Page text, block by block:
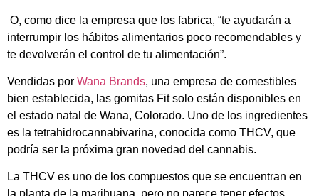
​ O, como dice la empresa que los fabrica, “te ayudarán a
interrumpir los hábitos alimentarios poco recomendables y
te devolverán el control de tu alimentación”.
Vendidas por Wana Brands, una empresa de comestibles
bien establecida, las gomitas Fit solo están disponibles en
el estado natal de Wana, Colorado. Uno de los ingredientes
es la tetrahidrocannabivarina, conocida como THCV, que
podría ser la próxima gran novedad del cannabis.
La THCV es uno de los compuestos que se encuentran en